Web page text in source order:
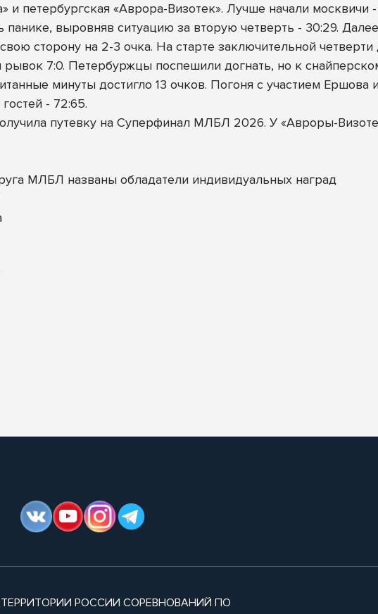
петербургская «Аврора-Визотек». Лучше начали москвичи -
выровняв ситуацию за вторую четверть - 30:29.
сторону на 2-3 очка. На старте заключительной
7:0. Петербуржцы поспешили догнать, но к
минуты достигло 13 очков. Погоня с участием Ершова
- 72:65.
путевку на Суперфинал МЛБЛ 2026. У «Авроры-
МЛБЛ названы обладатели индивидуальных наград
РОССИИ СОРЕВНОВАНИЙ ПО